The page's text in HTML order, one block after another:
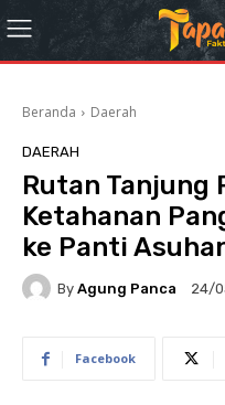
Beranda Daerah
DAERAH
Rutan Tanjung
Ketahanan
ke Panti
By Agung Panca 24/
Facebook